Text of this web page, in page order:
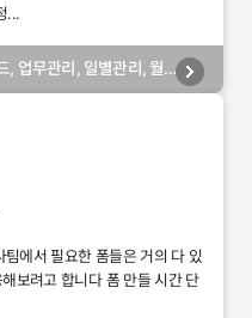
...
, 업무관리, 일별관리, 월
에서 필요한 폼들은 거의 다 있
보려고 합니다 폼 만들 시간 단